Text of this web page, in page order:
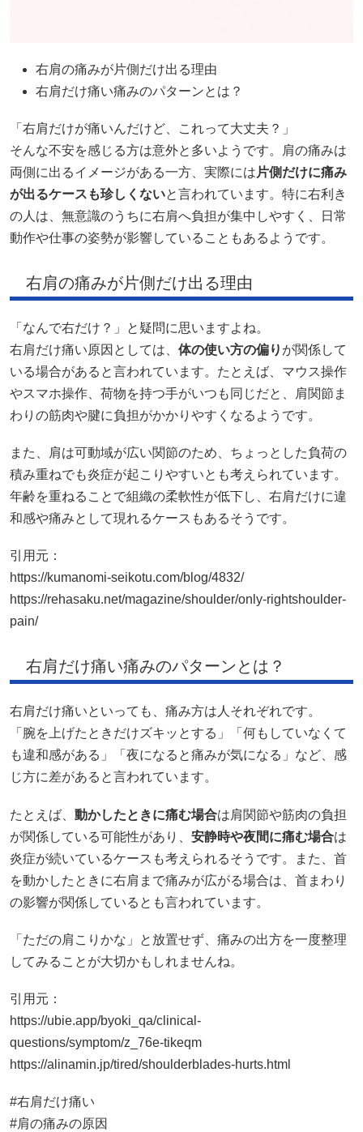
右肩の痛みが片側だけ出る理由
右肩だけ痛い痛みのパターンとは？
「右肩だけが痛いんだけど、これって大丈夫？」
そんな不安を感じる方は意外と多いようです。肩の痛みは
両側に出るイメージがある一方、実際には 片側だけに痛み
が出るケースも珍しくないと言われています。特に右利き
の人は、無意識のうちに右肩へ負担が集中しやすく、日常
動作や仕事の姿勢が影響していることもあるようです。
右肩の痛みが片側だけ出る理由
「なんで右だけ？」と疑問に思いますよね。
右肩だけ痛い原因としては、 体の使い方の偏り が関係して
いる場合があると言われています。たとえば、マウス操作
やスマホ操作、荷物を持つ手がいつも同じだと、肩関節ま
わりの筋肉や腱に負担がかかりやすくなるようです。
また、肩は可動域が広い関節のため、ちょっとした負荷の
積み重ねでも炎症が起こりやすいとも考えられています。
年齢を重ねることで組織の柔軟性が低下し、右肩だけに違
和感や痛みとして現れるケースもあるそうです。
引用元：
https://kumanomi-seikotu.com/blog/4832/
https://rehasaku.net/magazine/shoulder/only-rightshoulder-
pain/
右肩だけ痛い痛みのパターンとは？
右肩だけ痛いといっても、痛み方は人それぞれです。
「腕を上げたときだけズキッとする」「何もしていなくて
も違和感がある」「夜になると痛みが気になる」など、感
じ方に差があると言われています。
たとえば、 動かしたときに痛む場合は肩関節や筋肉の負担
が関係している可能性があり、 安静時や夜間に痛む場合は
炎症が続いているケースも考えられるそうです。また、首
を動かしたときに右肩まで痛みが広がる場合は、首まわり
の影響が関係しているとも言われています。
「ただの肩こりかな」と放置せず、痛みの出方を一度整理
してみることが大切かもしれませんね。
引用元：
https://ubie.app/byoki_qa/clinical-
questions/symptom/z_76e-tikeqm
https://alinamin.jp/tired/shoulderblades-hurts.html
#右肩だけ痛い
#肩の痛みの原因